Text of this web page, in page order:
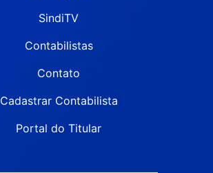
SindiTV
Contabilistas
Contato
Cadastrar Contabilista
Portal do Titular